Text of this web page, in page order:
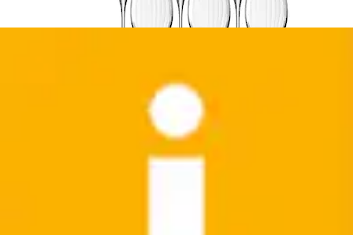
Likörglas »Rumba« 4er Set, je 140 ml
Ritzenhoff & Breker